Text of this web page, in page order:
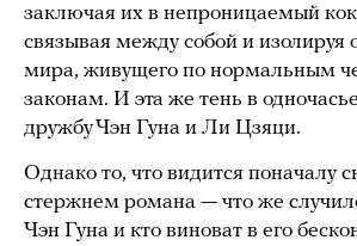
заключая их в непроницаемый
связывая между собой и изолируя
мира, живущего по нормальным
законам. И эта же тень в
дружбу Чэн Гуна и Ли Цзяци.
Однако то, что видится поначалу
стержнем романа — что же
Чэн Гуна и кто виноват в его